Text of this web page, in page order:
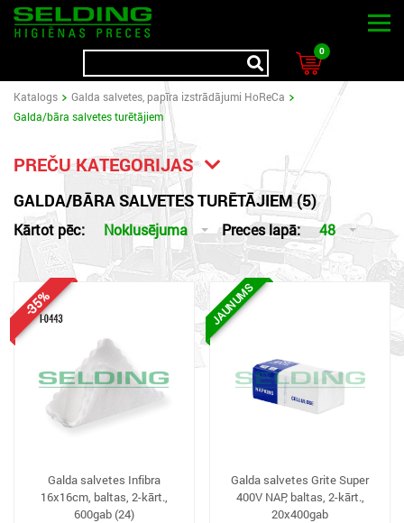
0
Katalogs
Galda salvetes, papīra izstrādājumi HoReCa
Galda/bāra salvetes turētājiem
PREČU KATEGORIJAS
GALDA/BĀRA SALVETES TURĒTĀJIEM (5)
Kārtot pēc: Noklusējuma Preces lapā: 48
-35%
Galda salvetes Infibra
16x16cm, baltas, 2-kārt.,
600gab (24)
JAUNUMS
Galda salvetes Grite Super
400V NAP, baltas, 2-kārt.,
20x400gab